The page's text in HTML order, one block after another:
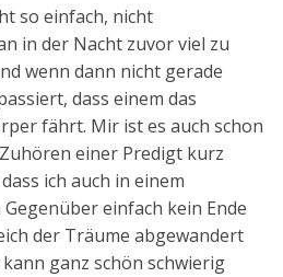
so einfach, nicht
in der Nacht zuvor viel zu
wenn dann nicht gerade
dass einem das
fährt. Mir ist es auch schon
einer Predigt kurz
ich auch in einem
einfach kein Ende
der Träume abgewandert
ganz schön schwierig